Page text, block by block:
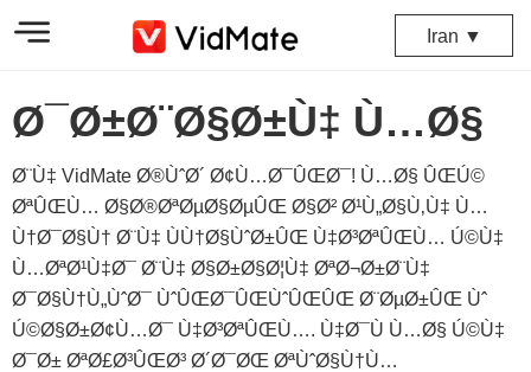
Iran ▼
Ø¯Ø±Ø¨Ø§Ø±Ù‡ Ù…Ø§
Ø¨Ù‡ VidMate Ø®ÙˆØ´ Ø¢Ù…Ø¯ÛŒØ¯! Ù…Ø§ ÛŒÚ©
ØªÛŒÙ… Ø§Ø®ØªØµØ§ØµÛŒ Ø§Ø² Ø¹Ù„Ø§Ù‚Ù‡ Ù…
Ù†Ø¯Ø§Ù† Ø¨Ù‡ ÙÙ†Ø§ÙˆØ±ÛŒ Ù‡Ø³ØªÛŒÙ… Ú©Ù‡
Ù…ØªØ¹Ù‡Ø¯ Ø¨Ù‡ Ø§Ø±Ø§Ø¦Ù‡ ØªØ¬Ø±Ø¨Ù‡
Ø¯Ø§Ù†Ù„ÙˆØ¯ ÙˆÛŒØ¯ÛŒÙˆÛŒÛŒ Ø¨ØµØ±ÛŒ Ùˆ
Ú©Ø§Ø±Ø¢Ù…Ø¯ Ù‡Ø³ØªÛŒÙ…. Ù‡Ø¯Ù Ù…Ø§ Ú©Ù‡
Ø¯Ø± ØªØ£Ø³ÛŒØ³ Ø´Ø¯ØŒ ØªÙˆØ§Ù†Ù…